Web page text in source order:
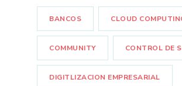
BANCOS CLOUD
COMMUNITY CONTROL DE
DIGITLIZACION EMPRESARIAL